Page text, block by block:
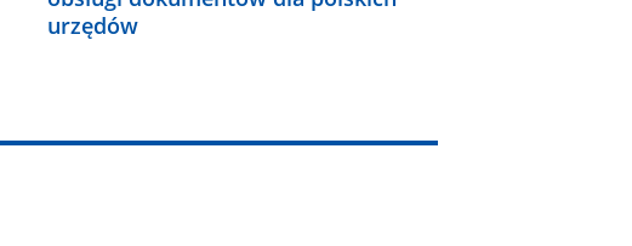
urzędów